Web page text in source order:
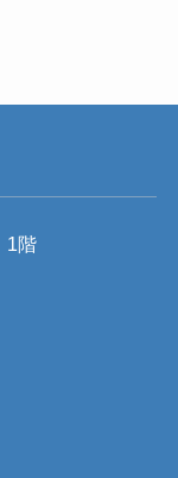
1階